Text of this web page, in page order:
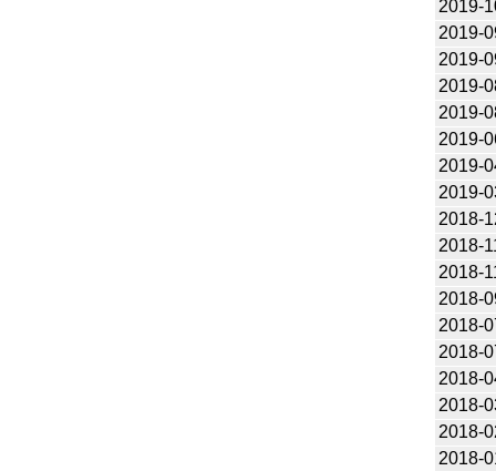
2019-
2019-
2019-
2019-
2019-
2019-
2019-
2019-
2018-
2018-
2018-
2018-
2018-
2018-
2018-
2018-
2018-
2018-